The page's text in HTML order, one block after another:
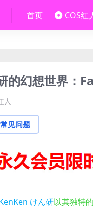
首页 COS红
的幻想世界：
人
常见问题
けん研以其独特